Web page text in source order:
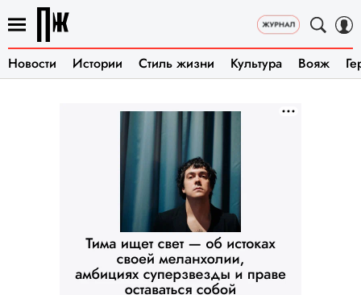
Новости Истории Стиль жизни Культура Вояж